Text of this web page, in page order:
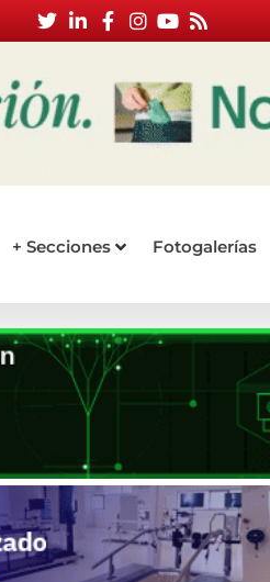
+ Secciones Fotogalerías